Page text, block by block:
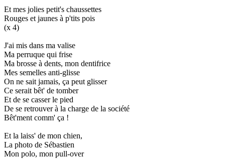
Et mes jolies petit's chaussettes
Rouges et jaunes à p'tits pois
(x 4)
J'ai mis dans ma valise
Ma perruque qui frise
Ma brosse à dents, mon dentifrice
Mes semelles anti-glisse
On ne sait jamais, ça peut glisser
Ce serait bêt' de tomber
Et de se casser le pied
De se retrouver à la charge de la société
Bêt'ment comm' ça !
Et la laiss' de mon chien,
La photo de Sébastien
Mon polo, mon pull-over